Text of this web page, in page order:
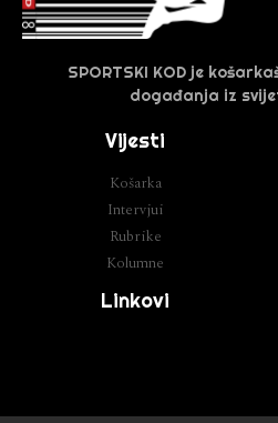
SPORTSKI KOD je
događanja iz
Vijesti
Košarka
Intervjui
Rubrike
Kolumne
Linkovi